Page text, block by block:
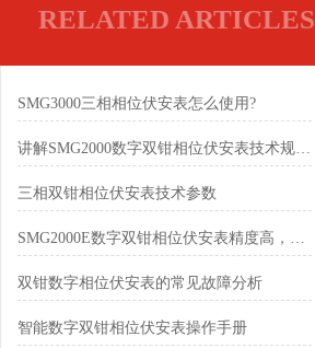
RELATED ARTICLES
SMG3000三相相位伏安表怎么使用?
讲解SMG2000数字双钳相位伏安表技术规格参数
三相双钳相位伏安表技术参数
SMG2000E数字双钳相位伏安表精度高，测量快
双钳数字相位伏安表的常见故障分析
智能数字双钳相位伏安表操作手册